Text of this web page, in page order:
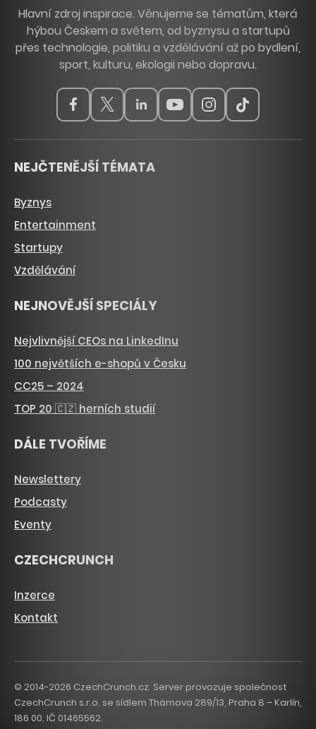
Hlavní zdroj inspirace. Věnujeme se tématům, která
hýbou Českem a světem, od byznysu a startupů
přes technologie, politiku a vzdělávání až po bydlení,
sport, kulturu, ekologii nebo dopravu.
NEJČTENĚJŠÍ TÉMATA
Byznys
Entertainment
Startupy
Vzdělávání
NEJNOVĚJŠÍ SPECIÁLY
Nejvlivnější CEOs na LinkedInu
100 největších e-shopů v Česku
CC25 – 2024
TOP 20 🇨🇿 herních studií
DÁLE TVOŘÍME
Newslettery
Podcasty
Eventy
CZECHCRUNCH
Inzerce
Kontakt
© 2014-2026 CzechCrunch.cz. Server provozuje společnost
CzechCrunch s.r.o. se sídlem Thámova 289/13, Praha 8 – Karlín,
186 00. IČ 01465562.